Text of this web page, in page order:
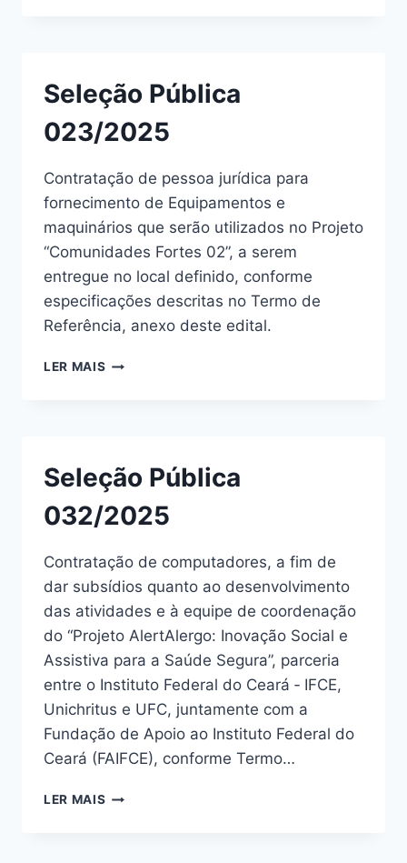
Seleção Pública
023/2025
Contratação de pessoa jurídica para
fornecimento de Equipamentos e
maquinários que serão utilizados no Projeto
“Comunidades Fortes 02”, a serem
entregue no local definido, conforme
especificações descritas no Termo de
Referência, anexo deste edital.
LER MAIS
Seleção Pública
032/2025
Contratação de computadores, a fim de
dar subsídios quanto ao desenvolvimento
das atividades e à equipe de coordenação
do “Projeto AlertAlergo: Inovação Social e
Assistiva para a Saúde Segura”, parceria
entre o Instituto Federal do Ceará ‐ IFCE,
Unichritus e UFC, juntamente com a
Fundação de Apoio ao Instituto Federal do
Ceará (FAIFCE), conforme Termo…
LER MAIS